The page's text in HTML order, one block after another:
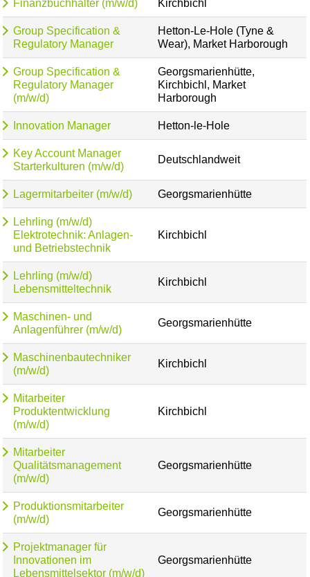
Finanzbuchhalter (m/w/d) Kirchbichl
Group Specification &
Regulatory Manager
Hetton-Le-Hole (Tyne &
Wear), Market Harborough
Group Specification &
Regulatory Manager
(m/w/d)
Georgsmarienhütte,
Kirchbichl, Market
Harborough
Innovation Manager Hetton-le-Hole
Key Account Manager
Starterkulturen (m/w/d)
Deutschlandweit
Lagermitarbeiter (m/w/d) Georgsmarienhütte
Lehrling (m/w/d)
Elektrotechnik: Anlagen-
und Betriebstechnik
Kirchbichl
Lehrling (m/w/d)
Lebensmitteltechnik
Kirchbichl
Maschinen- und
Anlagenführer (m/w/d)
Georgsmarienhütte
Maschinenbautechniker
(m/w/d)
Kirchbichl
Mitarbeiter
Produktentwicklung
(m/w/d)
Kirchbichl
Mitarbeiter
Qualitätsmanagement
(m/w/d)
Georgsmarienhütte
Produktionsmitarbeiter
(m/w/d)
Georgsmarienhütte
Projektmanager für
Innovationen im
Lebensmittelsektor (m/w/d)
Georgsmarienhütte